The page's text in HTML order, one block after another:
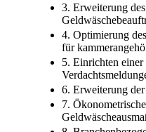
3. Erweiterung
4. Optimierung
für
5. Einrichten
6. Erweiterung
7.